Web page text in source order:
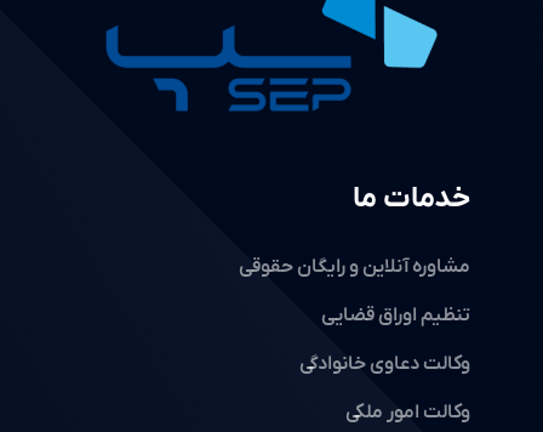
خدمات ما
مشاوره آنلاین و رایگان حقوقی
تنظیم اوراق قضایی
وکالت دعاوی خانوادگی
وکالت امور ملکی